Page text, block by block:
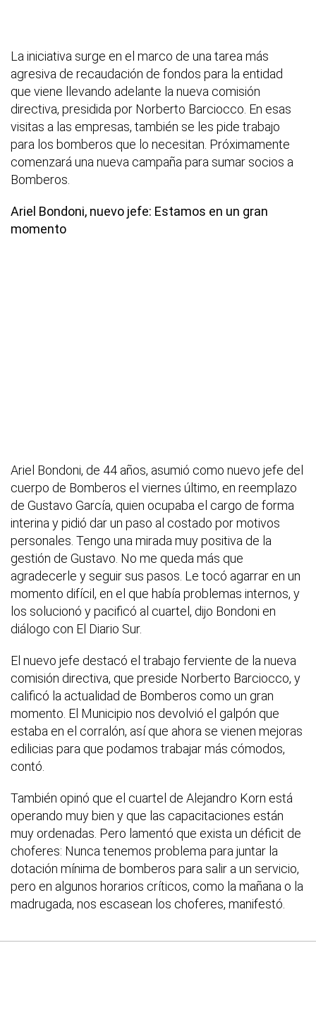
La iniciativa surge en el marco de una tarea más
agresiva de recaudación de fondos para la entidad
que viene llevando adelante la nueva comisión
directiva, presidida por Norberto Barciocco. En esas
visitas a las empresas, también se les pide trabajo
para los bomberos que lo necesitan. Próximamente
comenzará una nueva campaña para sumar socios a
Bomberos.
Ariel Bondoni, nuevo jefe: Estamos en un gran
momento
Ariel Bondoni, de 44 años, asumió como nuevo jefe del
cuerpo de Bomberos el viernes último, en reemplazo
de Gustavo García, quien ocupaba el cargo de forma
interina y pidió dar un paso al costado por motivos
personales. Tengo una mirada muy positiva de la
gestión de Gustavo. No me queda más que
agradecerle y seguir sus pasos. Le tocó agarrar en un
momento difícil, en el que había problemas internos, y
los solucionó y pacificó al cuartel, dijo Bondoni en
diálogo con El Diario Sur.
El nuevo jefe destacó el trabajo ferviente de la nueva
comisión directiva, que preside Norberto Barciocco, y
calificó la actualidad de Bomberos como un gran
momento. El Municipio nos devolvió el galpón que
estaba en el corralón, así que ahora se vienen mejoras
edilicias para que podamos trabajar más cómodos,
contó.
También opinó que el cuartel de Alejandro Korn está
operando muy bien y que las capacitaciones están
muy ordenadas. Pero lamentó que exista un déficit de
choferes: Nunca tenemos problema para juntar la
dotación mínima de bomberos para salir a un servicio,
pero en algunos horarios críticos, como la mañana o la
madrugada, nos escasean los choferes, manifestó.